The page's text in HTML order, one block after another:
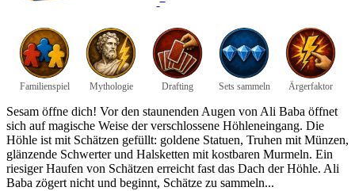
Familienspiel Mythologie Drafting Sets sammeln Ärgerfaktor
Sesam öffne dich! Vor den staunenden Augen von Ali Baba öffnet
sich auf magische Weise der verschlossene Höhleneingang. Die
Höhle ist mit Schätzen gefüllt: goldene Statuen, Truhen mit Münzen,
glänzende Schwerter und Halsketten mit kostbaren Murmeln. Ein
riesiger Haufen von Schätzen erreicht fast das Dach der Höhle. Ali
Baba zögert nicht und beginnt, Schätze zu sammeln...